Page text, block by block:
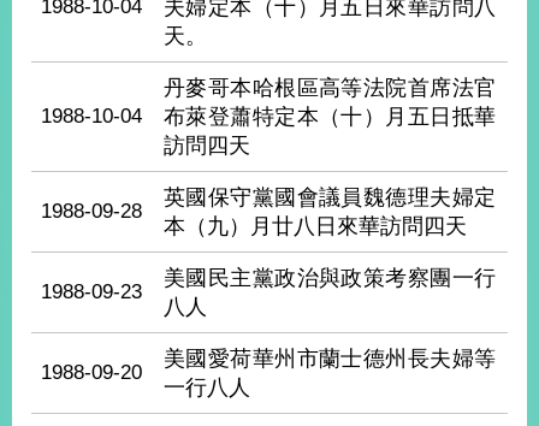
總
價
經
不
國
台
1988-10-04
夫婦定本（十）月五日來華訪問八
天。
1988-10-04
丹麥哥本哈根區高等法院首席法官
布萊登蕭特定本（十）月五日抵華
訪問四天
1988-09-28
英國保守黨國會議員魏德理夫婦定
本（九）月廿八日來華訪問四天
1988-09-23
美國民主黨政治與政策考察團一行
八人
1988-09-20
美國愛荷華州市蘭士德州長夫婦等
一行八人